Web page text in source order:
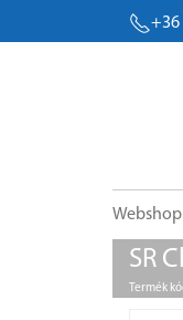
+36
Webshop
SR
Termék